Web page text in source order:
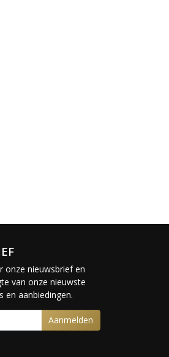
onze nieuwsbrief en
van onze nieuwste
en aanbiedingen.
Aanmelden